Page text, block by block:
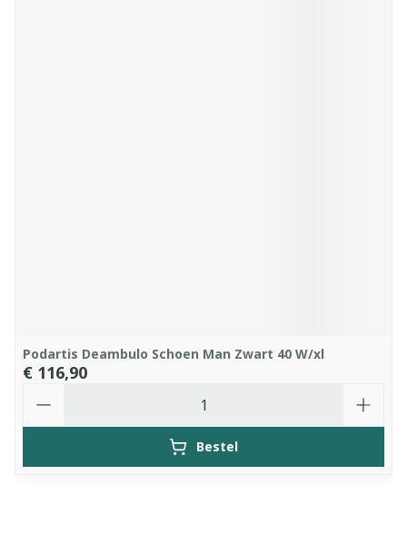
Podartis Deambulo Schoen Man Zwart 40 W/xl
€ 116,90
Bestel